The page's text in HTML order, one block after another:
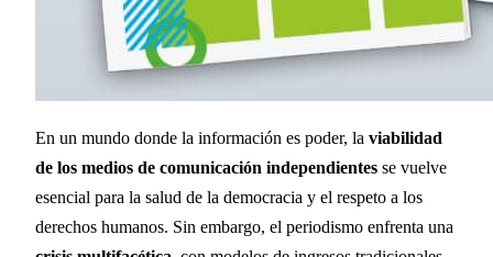
En un mundo donde la información es poder, la viabilidad
de los medios de comunicación independientes se vuelve
esencial para la salud de la democracia y el respeto a los
derechos humanos. Sin embargo, el periodismo enfrenta una